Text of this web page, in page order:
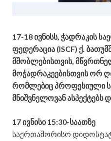
17-18 ივნისს, ჭადრაკის
ფედერაცია (ISCF) ქ.
მშობლებისთვის,
მოჭადრაკეებისთვის ორ
რომლებიც პროფესიული
მნიშვნელოვან ასპექტებს
17 ივნისი 15:30-საათზე
საერთაშორისო